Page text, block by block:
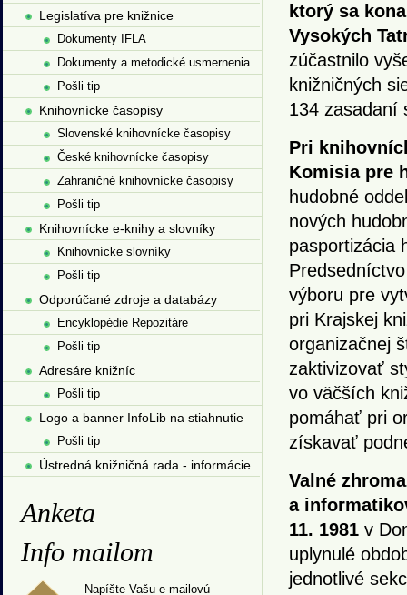
ktorý sa
Vysokých
zúčastnilo
knižničných
134 zasadaní
Pri
Komisia pre
hudobné
nových
pasportizácia
výboru pre
pri Krajskej
organizačnej
zaktivizovať
vo väčších
pomáhať pri
získavať
Valné
a
11. 1981 v
uplynulé
jednotlivé
Legislatíva pre knižnice
Dokumenty IFLA
Dokumenty a metodické usmernenia
Pošli tip
Knihovnícke časopisy
Slovenské knihovnícke časopisy
České knihovnícke časopisy
Zahraničné knihovnícke časopisy
Pošli tip
Knihovnícke e-knihy a slovníky
Knihovnícke slovníky
Pošli tip
Odporúčané zdroje a databázy
Encyklopédie Repozitáre
Pošli tip
Adresáre knižníc
Pošli tip
Logo a banner InfoLib na stiahnutie
Pošli tip
Ústredná knižničná rada - informácie
Anketa
Info mailom
Napíšte Vašu e-mailovú